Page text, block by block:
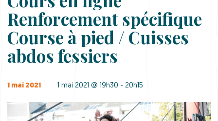
Renforcement spécifique
Course à pied / Cuisses
abdos fessiers
1 mai 2021 1 mai 2021 @ 19h30 - 20h15